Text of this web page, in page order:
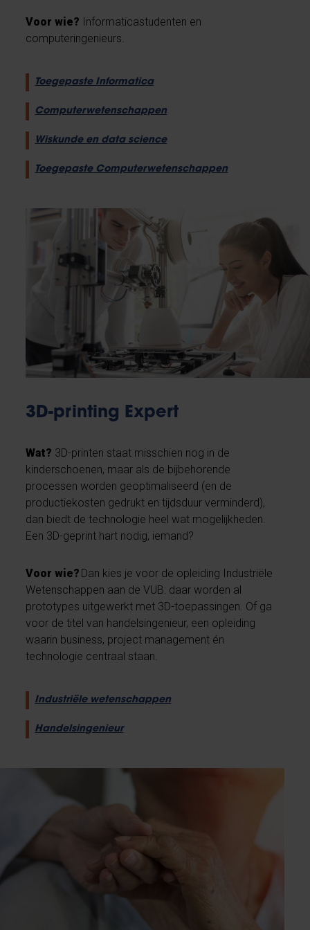
Voor wie? Informaticastudenten en
computeringenieurs.
Toegepaste Informatica
Computerwetenschappen
Wiskunde en data science
Toegepaste Computerwetenschappen
3D-printing Expert
Wat? 3D-printen staat misschien nog in de
kinderschoenen, maar als de bijbehorende
processen worden geoptimaliseerd (en de
productiekosten gedrukt en tijdsduur verminderd),
dan biedt de technologie heel wat mogelijkheden.
Een 3D-geprint hart nodig, iemand?
Voor wie? Dan kies je voor de opleiding Industriële
Wetenschappen aan de VUB: daar worden al
prototypes uitgewerkt met 3D-toepassingen. Of ga
voor de titel van handelsingenieur, een opleiding
waarin business, project management én
technologie centraal staan.
Industriële wetenschappen
Handelsingenieur